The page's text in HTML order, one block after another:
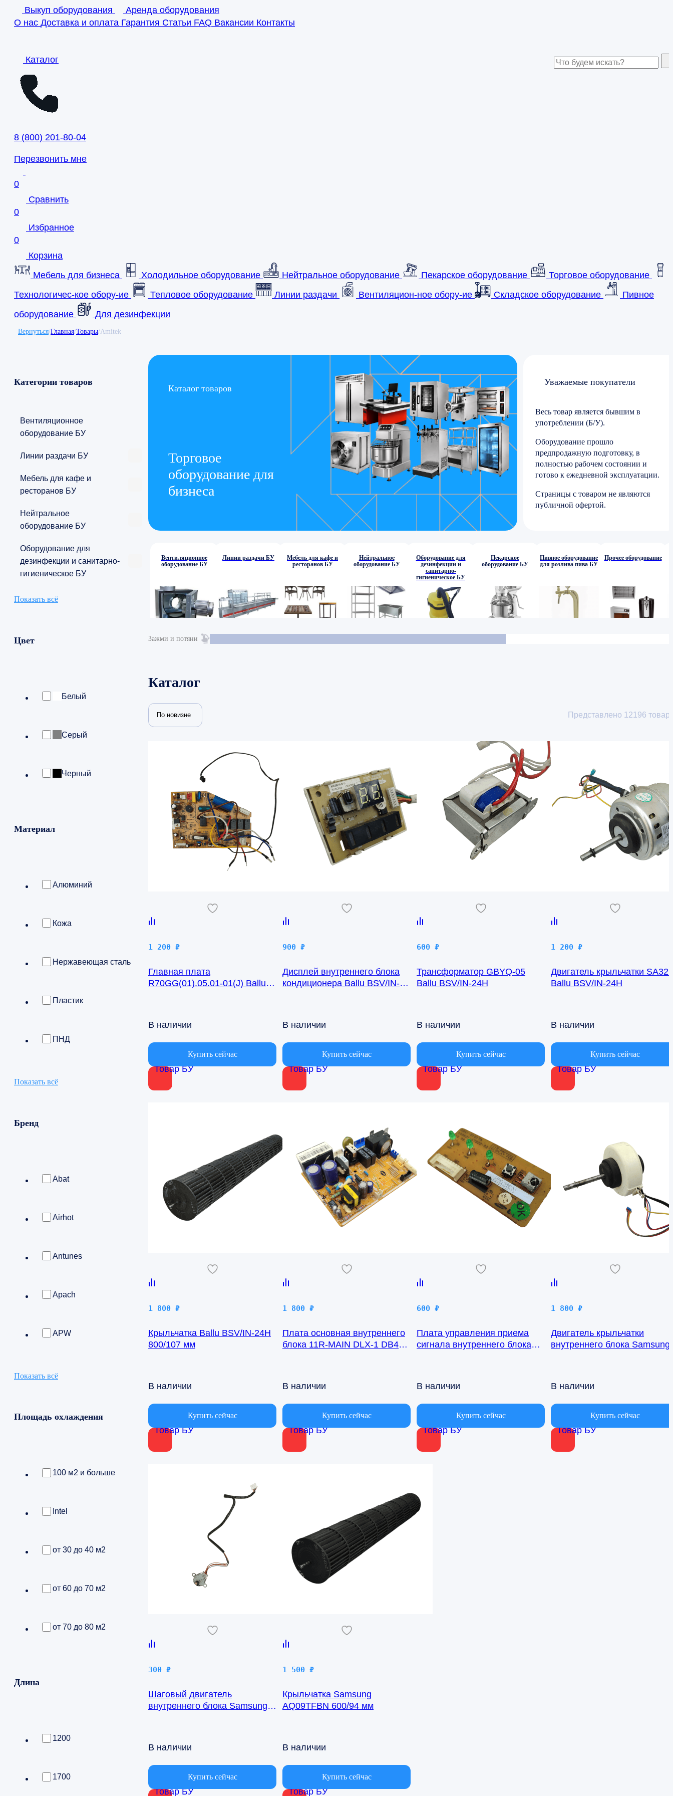
Выкуп оборудования
Аренда оборудования
О нас Доставка и оплата Гарантия Статьи FAQ Вакансии Контакты
Каталог
8 (800) 201-80-04
Перезвонить мне
0
Сравнить
0
Избранное
0
Корзина
Мебель для бизнеса
Холодильное оборудование Нейтральное оборудование Пекарское оборудование
Торговое оборудование
Технологичес-кое обору-ие
Тепловое оборудование Линии раздачи Вентиляцион-ное обору-ие Складское оборудование
Пивное
оборудование
Для дезинфекции
Вернуться/Главная/Товары/Amitek
Категории товаров
Вентиляционное
оборудование БУ
Линии раздачи БУ
Мебель для кафе и
ресторанов БУ
Нейтральное
оборудование БУ
Оборудование для
дезинфекции и санитарно-
гигиеническое БУ
Показать всё
Цвет
Белый
Серый
Черный
Материал
Алюминий
Кожа
Нержавеющая сталь
Пластик
ПНД
Показать всё
Бренд
Abat
Airhot
Antunes
Apach
APW
Показать всё
Площадь охлаждения
100 м2 и больше
Intel
от 30 до 40 м2
от 60 до 70 м2
от 70 до 80 м2
Длина
1200
1700
Каталог товаров
Торговое
оборудование для
бизнеса
Уважаемые покупатели
Весь товар является бывшим в
употреблении (Б/У).
Оборудование прошло
предпродажную подготовку, в
полностью рабочем состоянии и
готово к ежедневной эксплуатации.
Страницы с товаром не являются
публичной офертой.
Вентиляционное
оборудование БУ
Линии раздачи БУ
Мебель для кафе и
ресторанов БУ
Нейтральное
оборудование БУ
Оборудование для
дезинфекции и
санитарно-
гигиеническое БУ
Пекарское
оборудование БУ
Пивное оборудование
для розлива пива БУ
Прочее оборудование
Зажми и потяни
Каталог
По новизне Представлено 12196
Товар БУ
1 200 ₽
Главная плата
R70GG(01).05.01-01(J) Ballu
В наличии
Купить сейчас
Товар БУ
900 ₽
Дисплей внутреннего блока
кондиционера Ballu BSV/IN-
В наличии
Купить сейчас
Товар БУ
600 ₽
Трансформатор GBYQ-05
Ballu BSV/IN-24H
В наличии
Купить сейчас
Товар БУ
1 200 ₽
Двигатель крыльчатки
Ballu BSV/IN-24H
В наличии
Купить сейчас
Товар БУ
1 800 ₽
Крыльчатка Ballu BSV/IN-24H
800/107 мм
В наличии
Купить сейчас
Товар БУ
1 800 ₽
Плата основная внутреннего
блока 11R-MAIN DLX-1 DB41-
В наличии
Купить сейчас
Товар БУ
600 ₽
Плата управления приема
сигнала внутреннего блока
В наличии
Купить сейчас
Товар БУ
1 800 ₽
Двигатель крыльчатки
внутреннего блока Samsung
В наличии
Купить сейчас
Товар БУ
300 ₽
Шаговый двигатель
внутреннего блока Samsung
В наличии
Купить сейчас
Товар БУ
1 500 ₽
Крыльчатка Samsung
AQ09TFBN 600/94 мм
В наличии
Купить сейчас